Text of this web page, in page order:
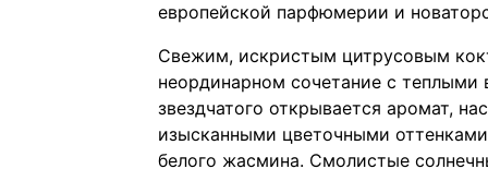
европейской парфюмерии и
Свежим, искристым цитрусовым
неординарном сочетание с
звездчатого открывается аромат,
изысканными цветочными
белого жасмина. Смолистые